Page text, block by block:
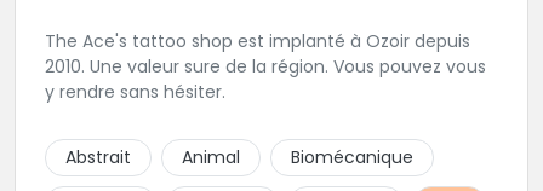
The Ace's tattoo shop est implanté à Ozoir depuis
2010. Une valeur sure de la région. Vous pouvez vous
y rendre sans hésiter.
Abstrait Animal
Biomécanique